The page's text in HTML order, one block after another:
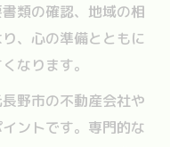
類の確認、地域の相
、心の準備とともに
なります。
野市の不動産会社や
ントです。専門的な